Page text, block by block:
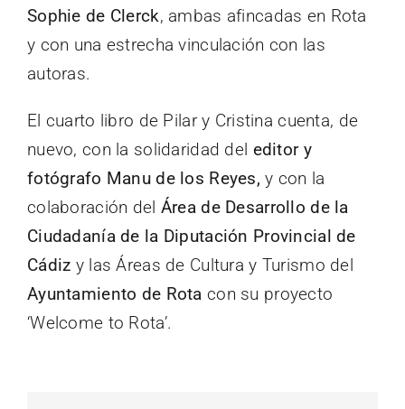
Sophie de Clerck, ambas afincadas en Rota
y con una estrecha vinculación con las
autoras.
El cuarto libro de Pilar y Cristina cuenta, de
nuevo, con la solidaridad del editor y
fotógrafo Manu de los Reyes, y con la
colaboración del Área de Desarrollo de la
Ciudadanía de la Diputación Provincial de
Cádiz y las Áreas de Cultura y Turismo del
Ayuntamiento de Rota con su proyecto
‘Welcome to Rota’.